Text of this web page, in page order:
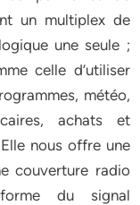
un multiplex de
une seule ;
celle d’utiliser
météo,
achats et
nous offre une
couverture radio
du signal